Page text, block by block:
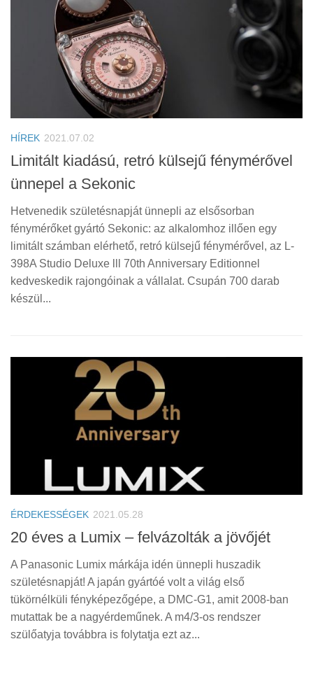
HÍREK 2021.07.02
Limitált kiadású, retró külsejű fénymérővel
ünnepel a Sekonic
Hetvenedik születésnapját ünnepli az elsősorban
fénymérőket gyártó Sekonic: az alkalomhoz illően egy
limitált számban elérhető, retró külsejű fénymérővel, az L-
398A Studio Deluxe lll 70th Anniversary Editionnel
kedveskedik rajongóinak a vállalat. Csupán 700 darab
készül...
ÉRDEKESSÉGEK 2021.05.28
20 éves a Lumix – felvázolták a jövőjét
A Panasonic Lumix márkája idén ünnepli huszadik
születésnapját! A japán gyártóé volt a világ első
tükörnélküli fényképezőgépe, a DMC-G1, amit 2008-ban
mutattak be a nagyérdeműnek. A m4/3-os rendszer
szülőatyja továbbra is folytatja ezt az...